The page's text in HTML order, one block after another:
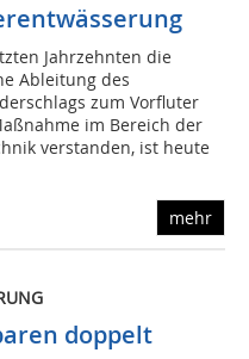
Jahrzehnten die
Ableitung des
zum Vorfluter
im Bereich der
verstanden, ist heute
mehr
doppelt